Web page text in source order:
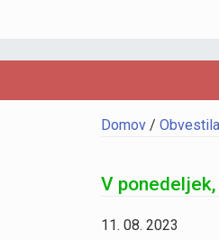
Domov / Obvestila
V
11. 08. 2023